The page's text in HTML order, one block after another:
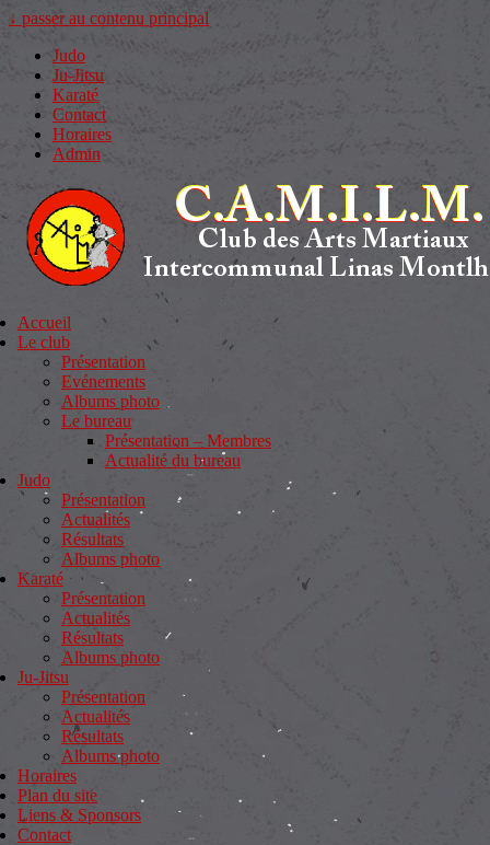
↓ passer au contenu principal
Judo
Ju-Jitsu
Karaté
Contact
Horaires
Admin
Accueil
Le club
Présentation
Evénements
Albums photo
Le bureau
Présentation – Membres
Actualité du bureau
Judo
Présentation
Actualités
Résultats
Albums photo
Karaté
Présentation
Actualités
Résultats
Albums photo
Ju-Jitsu
Présentation
Actualités
Résultats
Albums photo
Horaires
Plan du site
Liens & Sponsors
Contact